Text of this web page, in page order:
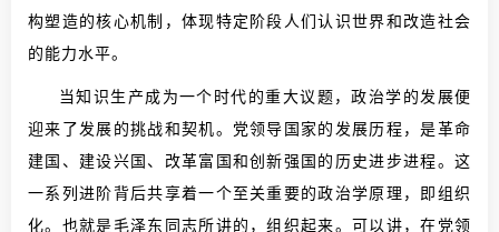
构塑造的核心机制，体现特定阶段人们认识世界和改造社会
的能力水平。
当知识生产成为一个时代的重大议题，政治学的发展便
迎来了发展的挑战和契机。党领导国家的发展历程，是革命
建国、建设兴国、改革富国和创新强国的历史进步进程。这
一系列进阶背后共享着一个至关重要的政治学原理，即组织
化。也就是毛泽东同志所讲的，组织起来。可以讲，在党领